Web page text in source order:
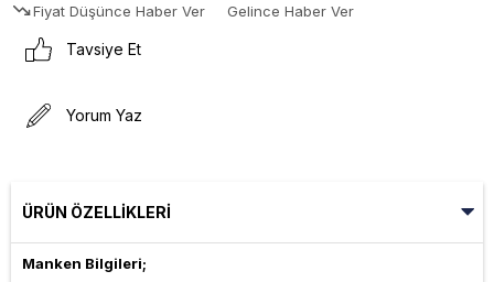
Fiyat Düşünce Haber Ver
Gelince Haber Ver
Tavsiye Et
Yorum Yaz
ÜRÜN ÖZELLIKLERI
Manken Bilgileri;